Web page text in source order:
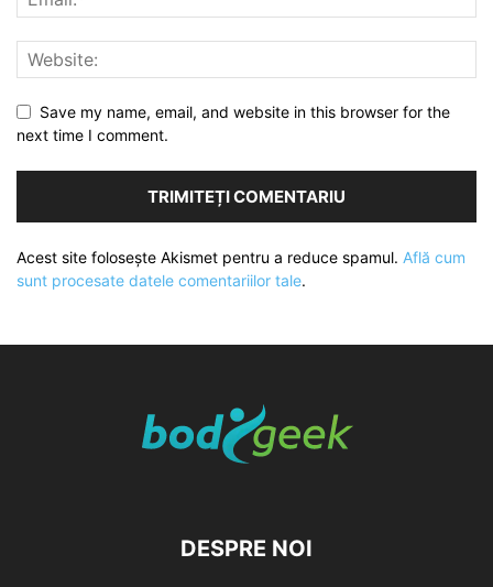
Save my name, email, and website in this browser for the
next time I comment.
Acest site folosește Akismet pentru a reduce spamul. Află cum
sunt procesate datele comentariilor tale.
DESPRE NOI